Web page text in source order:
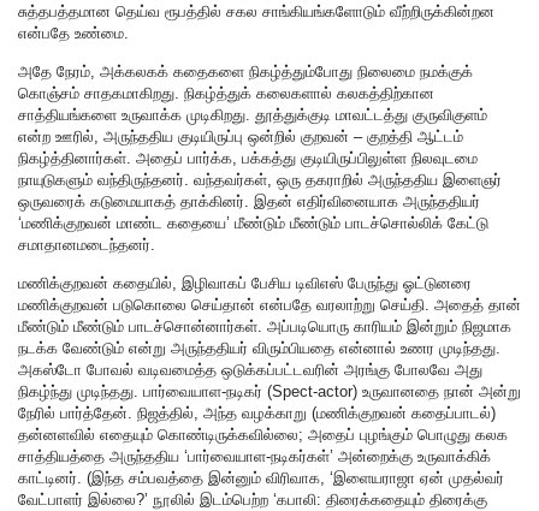
சுத்தபத்தமான தெய்வ ரூபத்தில் சகல சாங்கியங்களோடும் வீற்றிருக்கின்றன
என்பதே உண்மை.
அதே நேரம், அக்கலகக் கதைகளை நிகழ்த்தும்போது நிலைமை நமக்குக்
கொஞ்சம் சாதகமாகிறது. நிகழ்த்துக் கலைகளால் கலகத்திற்கான
சாத்தியங்களை உருவாக்க முடிகிறது. தூத்துக்குடி மாவட்டத்து குருவிகுளம்
என்ற ஊரில், அருந்ததிய குடியிருப்பு ஒன்றில் குறவன் – குறத்தி ஆட்டம்
நிகழ்த்தினார்கள். அதைப் பார்க்க, பக்கத்து குடியிருப்பிலுள்ள நிலவுடமை
நாயுடுகளும் வந்திருந்தனர். வந்தவர்கள், ஒரு தகராறில் அருந்ததிய இளைஞர்
ஒருவரைக் கடுமையாகத் தாக்கினர். இதன் எதிர்வினையாக அருந்ததியர்
‘மணிக்குறவன் மாண்ட கதையை’ மீண்டும் மீண்டும் பாடச்சொல்லிக் கேட்டு
சமாதானமடைந்தனர்.
மணிக்குறவன் கதையில், இழிவாகப் பேசிய டிவிஎஸ் பேருந்து ஓட்டுனரை
மணிக்குறவன் படுகொலை செய்தான் என்பதே வரலாற்று செய்தி. அதைத் தான்
மீண்டும் மீண்டும் பாடச்சொன்னார்கள். அப்படியொரு காரியம் இன்றும் நிஜமாக
நடக்க வேண்டும் என்று அருந்ததியர் விரும்பியதை என்னால் உணர முடிந்தது.
அகஸ்டோ போவல் வடிவமைத்த ஒடுக்கப்பட்டவரின் அரங்கு போலவே அது
நிகழ்ந்து முடிந்தது. பார்வையாள-நடிகர் (Spect-actor) உருவானதை நான் அன்று
நேரில் பார்த்தேன். நிஜத்தில், அந்த வழக்காறு (மணிக்குறவன் கதைப்பாடல்)
தன்னளவில் எதையும் கொண்டிருக்கவில்லை; அதைப் புழங்கும் பொழுது கலக
சாத்தியத்தை அருந்ததிய ‘பார்வையாள-நடிகர்கள்’ அன்றைக்கு உருவாக்கிக்
காட்டினர். (இந்த சம்பவத்தை இன்னும் விரிவாக, ‘இளையராஜா ஏன் முதல்வர்
வேட்பாளர் இல்லை?’ நூலில் இடம்பெற்ற ‘கபாலி: திரைக்கதையும் திரைக்கு